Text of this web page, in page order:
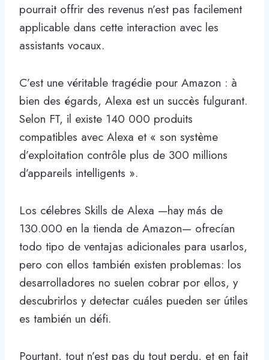
pourrait offrir des revenus n’est pas facilement
applicable dans cette interaction avec les
assistants vocaux.
C’est une véritable tragédie pour Amazon : à
bien des égards, Alexa est un succès fulgurant.
Selon FT, il existe 140 000 produits
compatibles avec Alexa et « son système
d’exploitation contrôle plus de 300 millions
d’appareils intelligents ».
Los célebres Skills de Alexa —hay más de
130.000 en la tienda de Amazon— ofrecían
todo tipo de ventajas adicionales para usarlos,
pero con ellos también existen problemas: los
desarrolladores no suelen cobrar por ellos, y
descubrirlos y detectar cuáles pueden ser útiles
es también un défi.
Pourtant, tout n’est pas du tout perdu, et en fait